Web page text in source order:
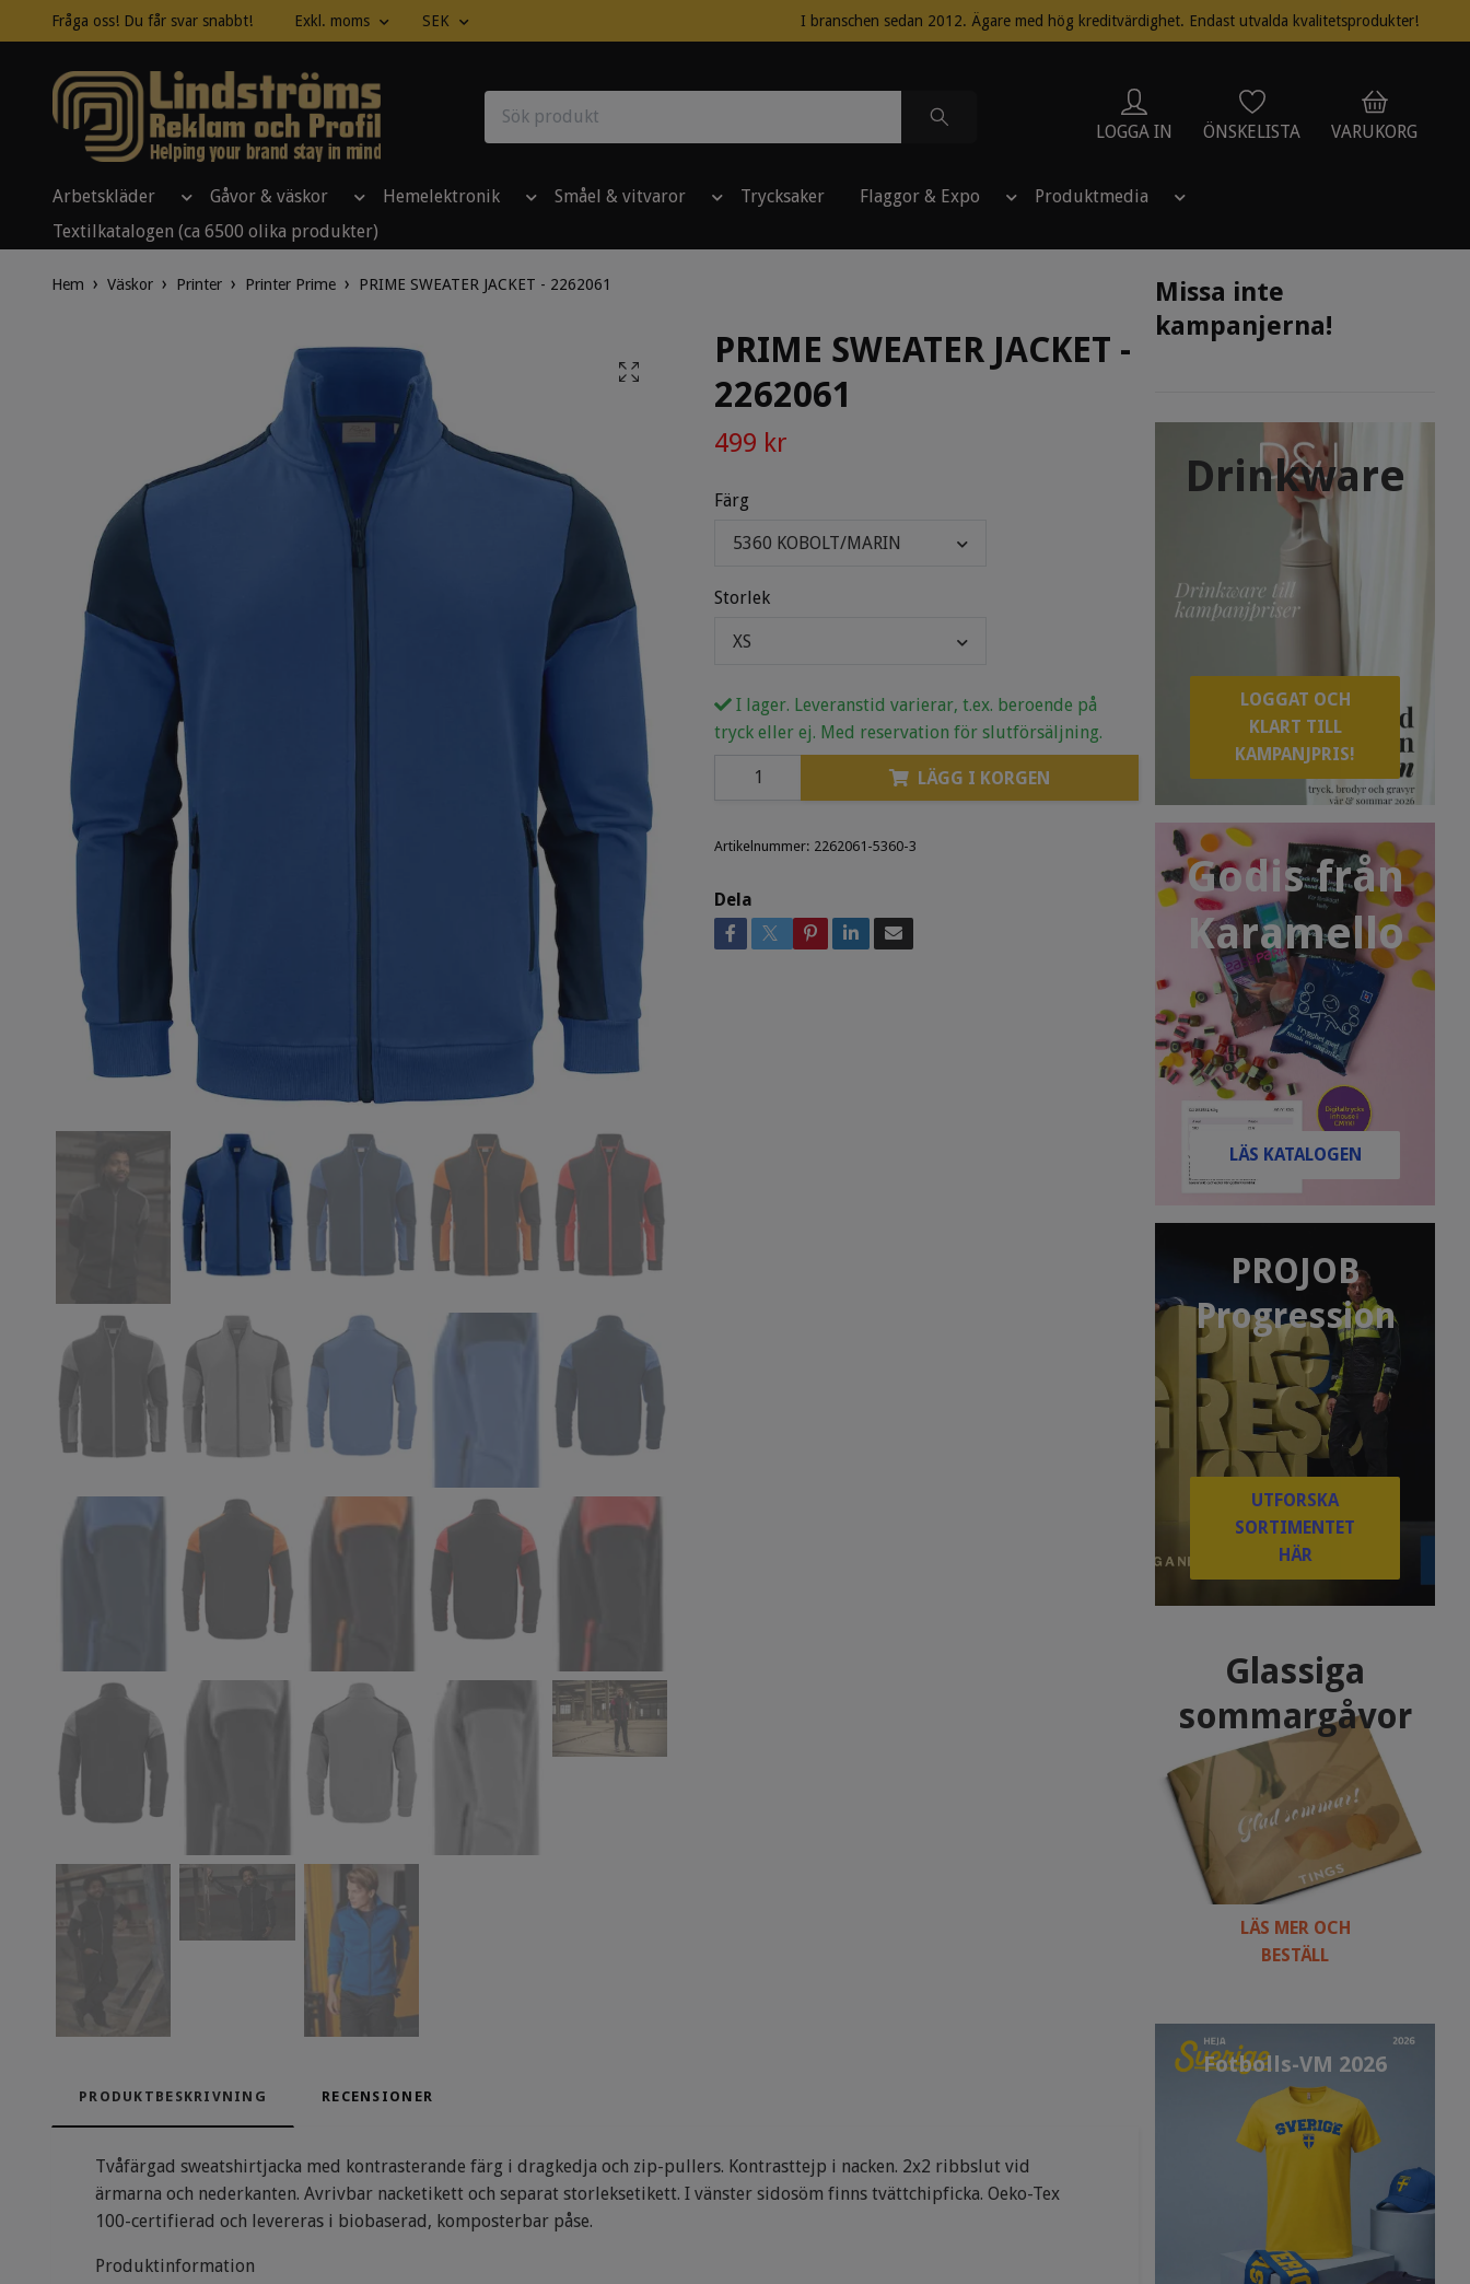
Fråga oss! Du får svar snabbt! Exkl. moms SEK I branschen sedan 2012. Ägare med hög kreditvärdighet. Endast utvalda kvalitetsprodukter!
LOGGA IN ÖNSKELISTA VARUKORG
Arbetskläder Gåvor & väskor Hemelektronik Småel & vitvaror Trycksaker Flaggor & Expo
Produktmedia
Textilkatalogen (ca 6500 olika produkter)
Missa inte
kampanjerna!
Drinkware
LOGGAT OCH
KLART TILL
KAMPANJPRIS!
Godis från
Karamello
LÄS KATALOGEN
PROJOB
Progression
UTFORSKA
SORTIMENTET
HÄR
Glassiga
sommargåvor
LÄS MER OCH
BESTÄLL
Fotbolls-VM 2026
Hem Väskor Printer Printer Prime PRIME SWEATER JACKET - 2262061
PRIME SWEATER JACKET -
2262061
499 kr
Färg
5360 KOBOLT/MARIN
Storlek
XS
I lager. Leveranstid varierar, t.ex. beroende på
tryck eller ej. Med reservation för slutförsäljning.
LÄGG I KORGEN
Artikelnummer: 2262061-5360-3
Dela
PRODUKTBESKRIVNING RECENSIONER
Tvåfärgad sweatshirtjacka med kontrasterande färg i dragkedja och zip-pullers. Kontrasttejp i nacken. 2x2 ribbslut vid
ärmarna och nederkanten. Avrivbar nacketikett och separat storleksetikett. I vänster sidosöm finns tvättchipficka. Oeko-Tex
100-certifierad och levereras i biobaserad, komposterbar påse.
Produktinformation